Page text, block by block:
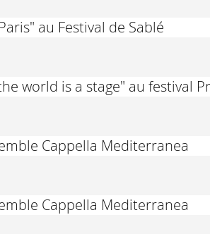
au Festival de Sablé
world is a stage" au festival
Cappella Mediterranea
Cappella Mediterranea